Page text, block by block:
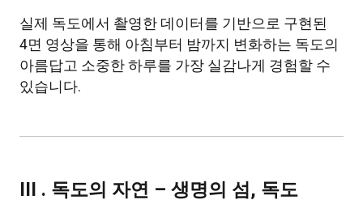
실제 독도에서 촬영한 데이터를 기반으로 구현된
4면 영상을 통해 아침부터 밤까지 변화하는 독도의
아름답고 소중한 하루를 가장 실감나게 경험할 수
있습니다.
III . 독도의 자연 – 생명의 섬, 독도